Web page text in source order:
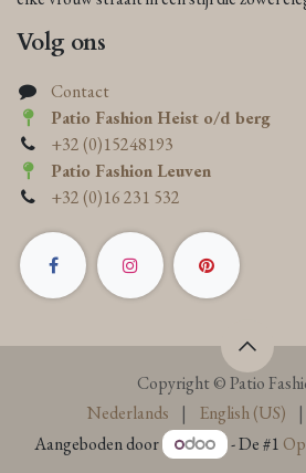
Volg ons
Contact
Patio Fashion Heist o/d berg
+32 (0)15248193
Patio Fashion Leuven
+32 (0)16 231 532
Copyright © Patio
Nederlands
| English (US) |
Aangeboden door
- De #1